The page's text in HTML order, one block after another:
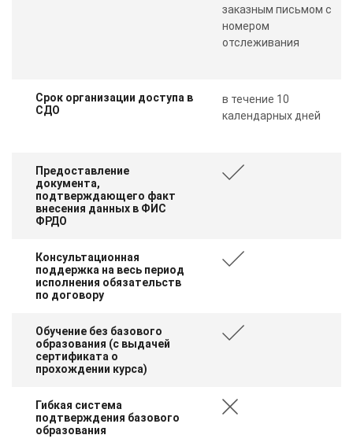
заказным письмом с
номером
отслеживания
Срок организации доступа в
СДО
в течение 10
календарных дней
Предоставление
документа,
подтверждающего факт
внесения данных в ФИС
ФРДО
Консультационная
поддержка на весь период
исполнения обязательств
по договору
Обучение без базового
образования (с выдачей
сертификата о
прохождении курса)
Гибкая система
подтверждения базового
образования